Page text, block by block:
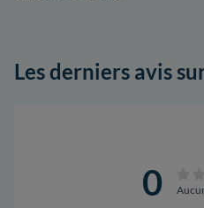
Les derniers avis
0